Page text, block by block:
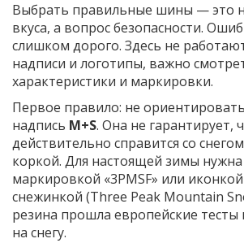
Выбрать правильные шины — это
вкуса, а вопрос безопасности.
слишком дорого. Здесь не
надписи и логотипы, важно
характеристики и маркировки.
Первое правило: не
надпись M+S. Она не гарантирует,
действительно справится со
коркой. Для настоящей зимы нужна
маркировкой «3PMSF» или
снежинкой (Three Peak Mountain
резина прошла европейские
на снегу.